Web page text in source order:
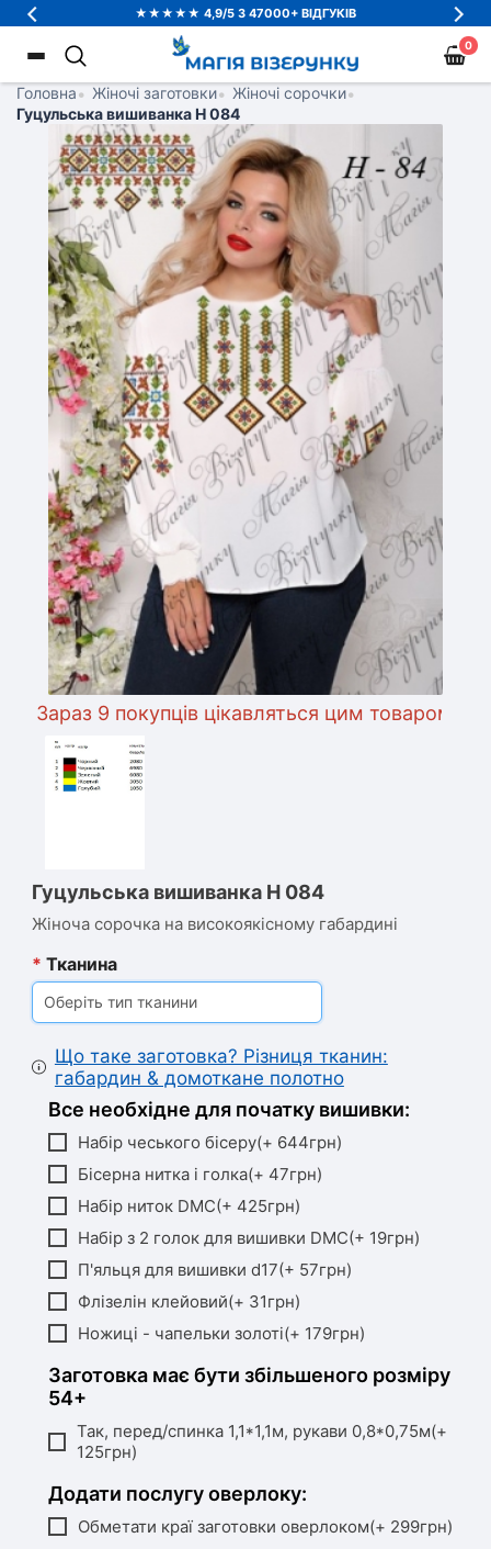
★★★★★ 4,9/5 З 47000+ ВІДГУКІВ
0
Головна• Жіночі заготовки• Жіночі сорочки•
Гуцульська вишиванка Н 084
9 покупців цікавляться цим товаром
Гуцульська вишиванка Н 084
Жіноча сорочка на високоякісному габардині
* Тканина
Оберіть тип тканини
Що таке заготовка? Різниця тканин:
габардин & домоткане полотно
Все необхідне для початку вишивки:
Набір чеського бісеру(+ 644грн)
Бісерна нитка і голка(+ 47грн)
Набір ниток DMC(+ 425грн)
Набір з 2 голок для вишивки DMC(+ 19грн)
П'яльця для вишивки d17(+ 57грн)
Флізелін клейовий(+ 31грн)
Ножиці - чапельки золоті(+ 179грн)
Заготовка має бути збільшеного розміру
54+
Так, перед/спинка 1,1*1,1м, рукави 0,8*0,75м(+
125грн)
Додати послугу оверлоку:
Обметати краї заготовки оверлоком(+ 299грн)